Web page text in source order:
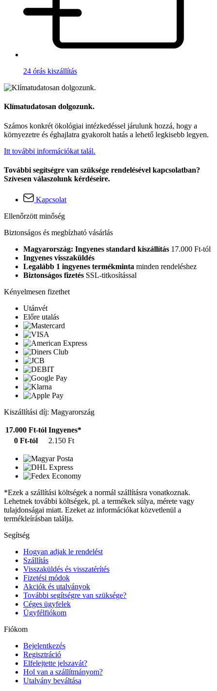
24 órás kiszállítás
Klímatudatosan dolgozunk.
Számos konkrét ökológiai intézkedéssel járulunk hozzá, hogy a
környezetre és éghajlatra gyakorolt hatás a lehető legkisebb legyen.
Itt további információkat talál.
További segítségre van szüksége rendelésével kapcsolatban?
Szívesen válaszolunk kérdéseire.
Kapcsolat
Ellenőrzött minőség
Biztonságos és megbízható vásárlás
Magyarország: Ingyenes standard kiszállítás 17.000 Ft-tól
Ingyenes visszaküldés
Legalább 1 ingyenes termékminta minden rendeléshez
Biztonságos fizetés SSL-titkosítással
Kényelmesen fizethet
Utánvét
Előre utalás
Kiszállítási díj: Magyarország
17.000 Ft-tól Ingyenes*
0 Ft-tól
2.150 Ft
*Ezek a szállítási költségek a normál szállításra vonatkoznak.
Lehetnek további költségek, pl. a termékek súlya, mérete vagy
tulajdonságai miatt. Ezeket az információkat közvetlenül a
termékleírásban találja.
Segítség
Hogyan adjak le rendelést
Szállítás
Visszaküldés és visszatérítés
Fizetési módok
Akciók és utalványok
További segítségre van szüksége?
Céges ügyfelek
Ügyfélfiókom
Fiókom
Bejelentkezés
Regisztráció
Elfelejtette jelszavát?
Hol van a szállítmányom?
Utalvány beváltása